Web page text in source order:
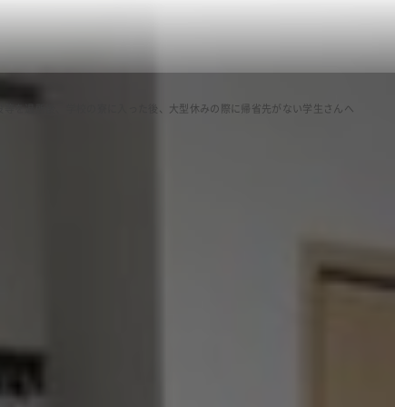
等を退所後、学校の寮に入った後、大型休みの際に帰省先がない学生さんへ